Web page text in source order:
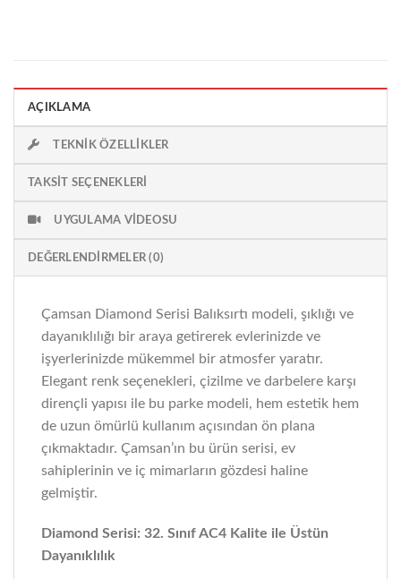
AÇIKLAMA
TEKNIK ÖZELLIKLER
TAKSIT SEÇENEKLERI
UYGULAMA VIDEOSU
DEĞERLENDIRMELER (0)
Çamsan Diamond Serisi Balıksırtı modeli, şıklığı ve
dayanıklılığı bir araya getirerek evlerinizde ve
işyerlerinizde mükemmel bir atmosfer yaratır.
Elegant renk seçenekleri, çizilme ve darbelere karşı
dirençli yapısı ile bu parke modeli, hem estetik hem
de uzun ömürlü kullanım açısından ön plana
çıkmaktadır. Çamsan’ın bu ürün serisi, ev
sahiplerinin ve iç mimarların gözdesi haline
gelmiştir.
Diamond Serisi: 32. Sınıf AC4 Kalite ile Üstün
Dayanıklılık